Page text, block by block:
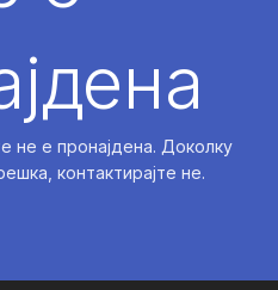
не е пронајдена. Доколку
контактирајте не.